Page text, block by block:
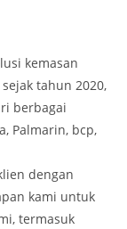
kemasan
tahun 2020,
berbagai
Palmarin, bcp,
dengan
kami untuk
termasuk